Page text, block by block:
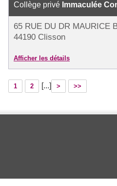
Collège privé Immaculée
65 RUE DU DR MAURICE
44190 Clisson
Afficher les détails
1 2 [...] > >>